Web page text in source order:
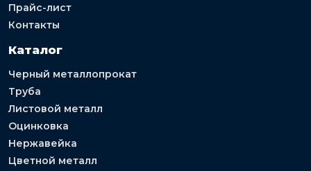
Прайс-лист
Контакты
Каталог
Черный металлопрокат
Труба
Листовой металл
Оцинковка
Нержавейка
Цветной металл